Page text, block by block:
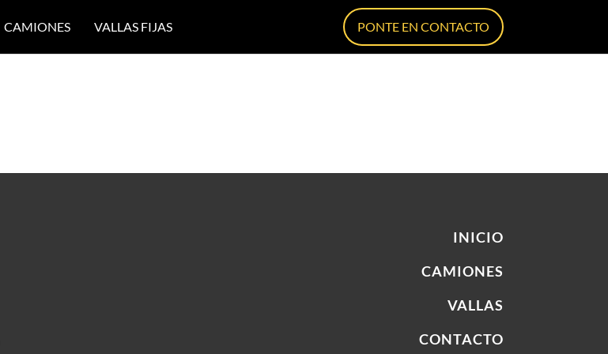
CAMIONES VALLAS FIJAS PONTE EN CONTACTO
INICIO
CAMIONES
VALLAS
CONTACTO